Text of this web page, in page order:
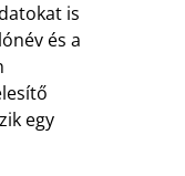
is
és a
egy